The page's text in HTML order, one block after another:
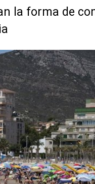
la forma de